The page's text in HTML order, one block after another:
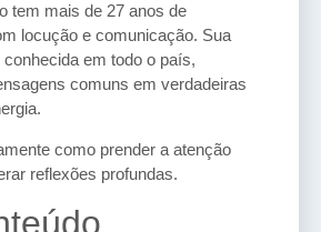
tem mais de 27 anos de
locução e comunicação. Sua
em todo o país,
comuns em verdadeiras
como prender a atenção
reflexões profundas.